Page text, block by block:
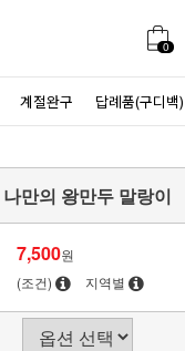
0
계절완구 답례품(구디백)
만의 왕만두 말랑이
7,500원
(조건) 지역별